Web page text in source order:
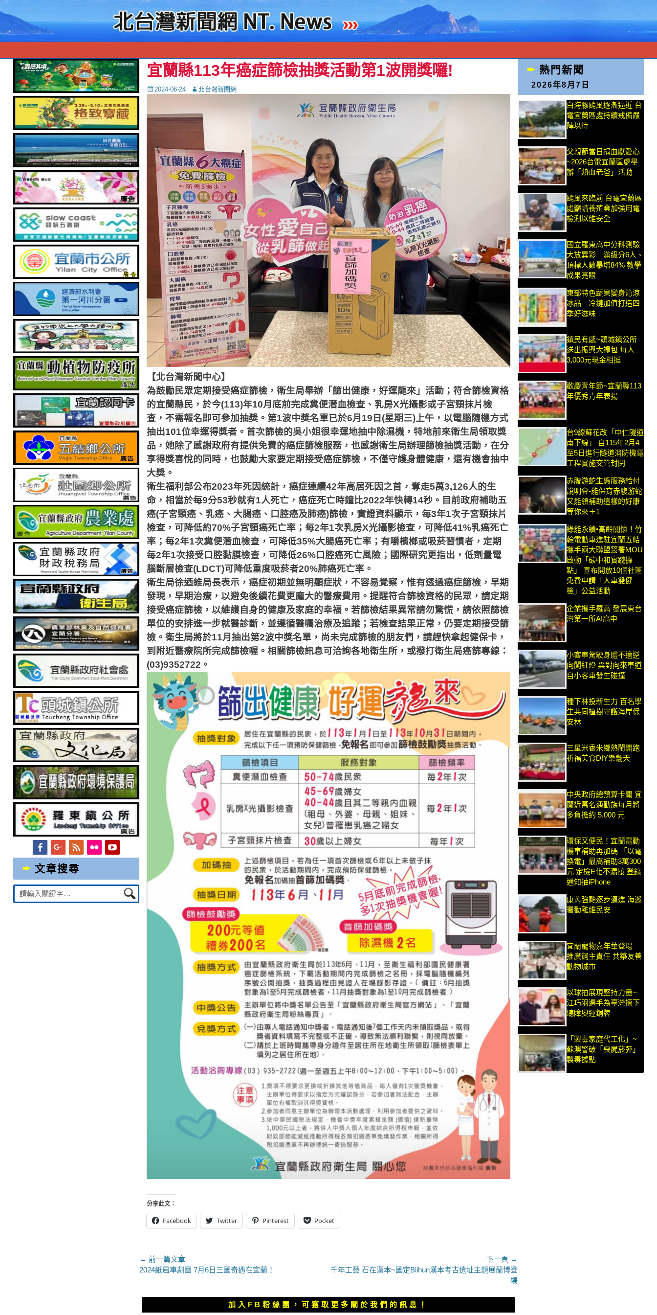
宜蘭縣113年癌症篩檢抽獎活動第1波開獎囉!
Posted
2024-06-24 Autor北台灣新聞網
【北台灣新聞中心】
為鼓勵民眾定期接受癌症篩檢，衛生局舉辦「篩出健康，好運龍來」活動；符合篩檢資格
的宜蘭縣民，於今(113)年10月底前完成糞便潛血檢查、乳房X光攝影或子宮頸抹片檢
查，不需報名即可參加抽獎。第1波中獎名單已於6月 19 日 (星期三)上午，以電腦隨機方式
抽出101位幸運得獎者。首次篩檢的吳小姐很幸運地抽中除濕機，特地前來衛生局領取獎
品，她除了感謝政府有提供免費的癌症篩檢服務，也感謝衛生局辦理篩檢抽獎活動，在分
享得獎喜悅的同時，也鼓勵大家要定期接受癌症篩檢，不僅守護身體健康，還有機會抽中
大獎。
衛生福利部公布2023年死因統計，癌症連續42年高居死因之首，奪走5萬3,126人的生
命，相當於每9分53秒就有1人死亡，癌症死亡時鐘比2022年快轉14秒。目前政府補助五
癌(子宮頸癌、乳癌、大腸癌、口腔癌及肺癌)篩檢，實證資料顯示，每3年1次子宮頸抹片
檢查，可降低約70%子宮頸癌死亡率；每2年1次乳房X光攝影檢查，可降低41%乳癌死亡
率；每2年1次糞便潛血檢查，可降低35%大腸癌死亡率；有嚼檳榔或吸菸習慣者，定期
每2年1次接受口腔黏膜檢查，可降低26%口腔癌死亡風險；國際研究更指出，低劑量電
腦斷層檢查(LDCT)可降低重度吸菸者20%肺癌死亡率。
衛生局徐迺維局長表示，癌症初期並無明顯症狀，不容易覺察，惟有透過癌症篩檢，早期
發現，早期治療，以避免後續花費更龐大的醫療費用。提醒符合篩檢資格的民眾，請定期
接受癌症篩檢，以維護自身的健康及家庭的幸福。若篩檢結果異常請勿驚慌，請依照篩檢
單位的安排進一步就醫診斷，並遵循醫囑治療及追蹤；若檢查結果正常，仍要定期接受篩
檢。衛生局將於11月抽出第2波中獎名單，尚未完成篩檢的朋友們，請趕快拿起健保卡，
到附近醫療院所完成篩檢喔。相關篩檢訊息可洽詢各地衛生所，或撥打衛生局癌篩專線：
(03)9352722 。
分享此文：
Facebook Twitter Pinterest Pocket
文
章
導
覽
← 前一篇文章
上
章：
2024紙風車劇團 7月6日三國奇遇在宜蘭！
下一頁 →
下
文
章：
千年工藝 石在漢本~國定Blihun漢本考古遺址主題展蘭博登
場
加入FB粉絲團，可獲取更多關於我們的訊息！
熱門新聞
2026年8月7日
白海豚颱風逐漸逼近 台
電宜蘭區處持續戒備嚴
陣以待
父親節當日捐血獻愛心
~2026台電宜蘭區處舉
辦「熱血老爸」活動
颱風來臨前 台電宜蘭區
處籲請養殖業加強用電
檢測以維安全
國立羅東高中分科測驗
大放異彩 滿級分6人、
頂標人數暴增84% 教學
成果亮眼
東部特色蔬果變身沁涼
冰品 冷鏈加值打造四
季好滋味
鎮民有感~頭城鎮公所
送出振興大禮包 每人
3,000元現金相挺
歡慶青年節~宜蘭縣113
年優秀青年表揚
台9線蘇花改「中仁隧道
南下線」 自115年2月4
至5日進行隧道消防機電
工程實施交管封閉
赤腹游蛇生態服務給付
說明會-能保育赤腹游蛇
又能領補助這樣的好康
等你來＋1
綠能永續•高齡關懷！竹
輪電動車進駐宜蘭五結
攜手兩大聯盟簽署MOU
啟動「碳中和實踐據
點」 宣布開放10個社區
免費申請「人車雙健
檢」公益活動
企業攜手羅高 發展東台
灣第一所AI高中
小客車駕駛身體不適逆
向闖紅燈 與對向來車道
自小客車發生碰撞
種下林投新生力 百名學
生共同植樹守護海岸保
安林
三星米香米鄉熱鬧開跑
祈福美食DIY樂翻天
中央政府總預算卡關 宜
蘭近萬名通勤族每月將
多負擔約 5,000 元
環保又便民！宜蘭電動
機車補助再加碼 「以電
換電」最高補助3萬300
元 定檢E化不漏接 登錄
通知抽iPhone
康芮強颱逐步逼進 海巡
署勸離維民安
宜蘭寵物嘉年華登場
推廣飼主責任 共築友善
動物城市
以球拍展現堅持力量~
江巧羽選手為臺灣摘下
聽障奧運銅牌
「製毒家庭代工化」~
蘇澳警破「喪屍菸彈」
製毒據點
FacebookGoogleplus
FeedFlickrYouTube
文章搜尋
Suche
nach: